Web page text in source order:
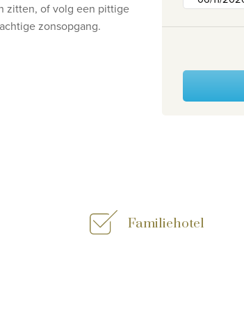
zitten, of volg een pittige
zonsopgang.
Familiehotel